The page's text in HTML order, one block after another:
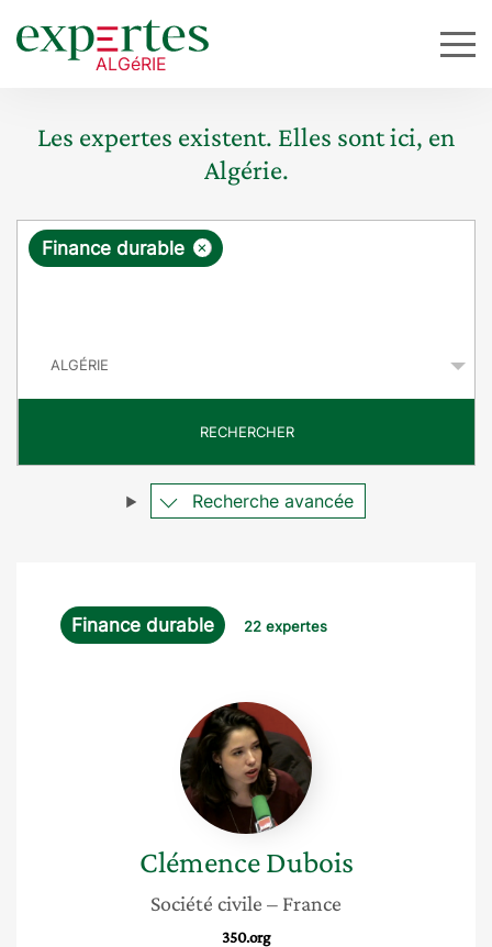
Les expertes existent. Elles sont ici, en
Algérie.
R
ê
e
×
Finance durable
RECHERCHER
Recherche avancée
Finance durable 22 expertes
Clémence
Dubois
Clémence Dubois
Société civile – France
350.org